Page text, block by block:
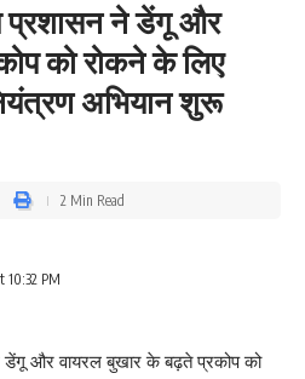
प्रशासन ने डेंगू और
को रोकने के लिए
अभियान शुरू
10:32 PM
2 Min Read
डेंगू और वायरल बुखार के बढ़ते प्रकोप को